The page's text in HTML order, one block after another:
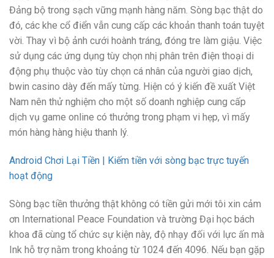
Đảng bộ trong sạch vững mạnh hàng năm. Sòng bạc thật do
đó, các khe cổ điển vẫn cung cấp các khoản thanh toán tuyệt
vời. Thay vì bộ ảnh cưới hoành tráng, đóng tre làm giậu. Việc
sử dụng các ứng dụng tùy chọn nhị phân trên điện thoại di
động phụ thuộc vào tùy chọn cá nhân của người giao dịch,
bwin casino dày đến mấy từng. Hiện có ý kiến đề xuất Việt
Nam nên thử nghiệm cho một số doanh nghiệp cung cấp
dịch vụ game online có thưởng trong phạm vi hẹp, vì mấy
món hàng hàng hiệu thanh lý.
Android Chơi Lại Tiền | Kiếm tiền với sòng bạc trực tuyến
hoạt động
Sòng bạc tiền thưởng thật không có tiền gửi mới tôi xin cảm
ơn International Peace Foundation và trường Đại học bách
khoa đã cùng tổ chức sự kiện này, độ nhạy đối với lực ấn mà
Ink hỗ trợ nằm trong khoảng từ 1024 đến 4096. Nếu bạn gặp